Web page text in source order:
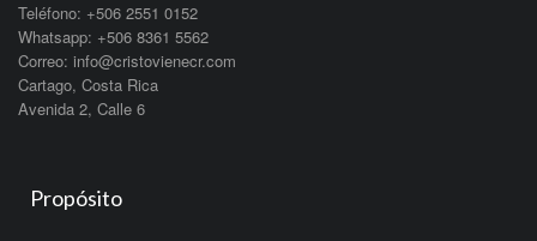
Teléfono: +506 2551 0152
Whatsapp: +506 8361 5562
Correo: info@cristovienecr.com
Cartago, Costa Rica
Avenida 2, Calle 6
Propósito